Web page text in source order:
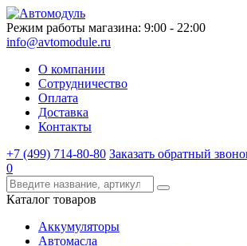
Режим работы магазина: 9:00 - 22:00
info@avtomodule.ru
О компании
Сотрудничество
Оплата
Доставка
Контакты
+7 (499) 714-80-80 Заказать обратный
0
Каталог товаров
Аккумуляторы
Автомасла